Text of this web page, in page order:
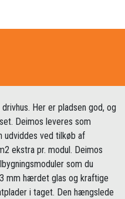
Her er pladsen god, og
Deimos leveres som
udviddes ved tilkøb af
ekstra pr. modul. Deimos
som du
mm hærdet glas og kraftige
i taget. Den hængslede